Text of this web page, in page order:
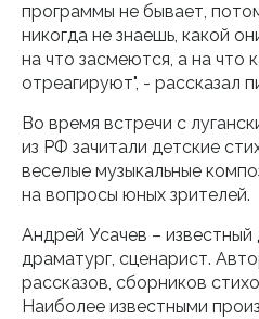
программы не бывает,
никогда не знаешь, какой
на что засмеются, а на что
отреагируют", - рассказал
Во время встречи с
из РФ зачитали детские
веселые музыкальные
на вопросы юных зрителей.
Андрей Усачев – известный
драматург, сценарист.
рассказов, сборников
Наиболее известными